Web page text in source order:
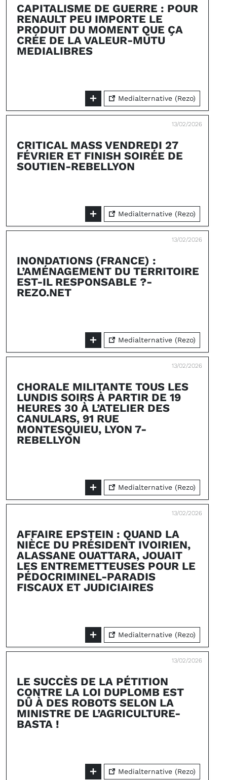
CAPITALISME DE GUERRE : POUR
RENAULT PEU IMPORTE LE
PRODUIT DU MOMENT QUE ÇA
CRÉE DE LA VALEUR-MUTU
MEDIALIBRES
Medialternative (Rezo)
13/02/2026
CRITICAL MASS VENDREDI 27
FÉVRIER ET FINISH SOIRÉE DE
SOUTIEN-REBELLYON
Medialternative (Rezo)
13/02/2026
INONDATIONS (FRANCE) :
L’AMÉNAGEMENT DU TERRITOIRE
EST-IL RESPONSABLE ?-
REZO.NET
Medialternative (Rezo)
13/02/2026
CHORALE MILITANTE TOUS LES
LUNDIS SOIRS À PARTIR DE 19
HEURES 30 À L’ATELIER DES
CANULARS, 91 RUE
MONTESQUIEU, LYON 7-
REBELLYON
Medialternative (Rezo)
13/02/2026
AFFAIRE EPSTEIN : QUAND LA
NIÈCE DU PRÉSIDENT IVOIRIEN,
ALASSANE OUATTARA, JOUAIT
LES ENTREMETTEUSES POUR LE
PÉDOCRIMINEL-PARADIS
FISCAUX ET JUDICIAIRES
Medialternative (Rezo)
13/02/2026
LE SUCCÈS DE LA PÉTITION
CONTRE LA LOI DUPLOMB EST
DÛ À DES ROBOTS SELON LA
MINISTRE DE L’AGRICULTURE-
BASTA !
Medialternative (Rezo)